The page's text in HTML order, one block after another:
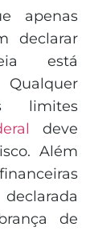
apenas
declarar
está
limites
deve
Além
de